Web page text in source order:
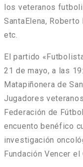
los veteranos
SantaElena,
etc.
El partido
21 de mayo, a las
Matapiñonera de
Jugadores
Federación de
encuento benéfico
investigación
Fundación Vencer el